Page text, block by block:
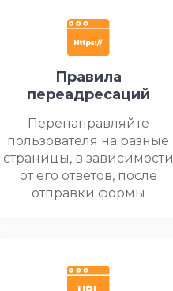
Правила
переадресаций
Перенаправляйте
пользователя на разные
страницы, в зависимости
от его ответов, после
отправки формы